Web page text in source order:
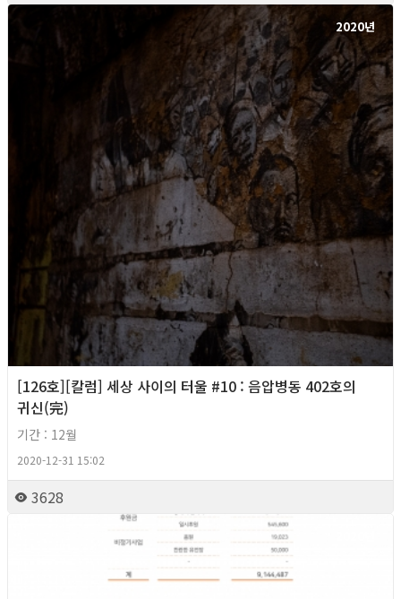
2020년
[126호][칼럼] 세상 사이의 터울 #10 : 음압병동 402호의
귀신(完)
기간 : 12월
2020-12-31 15:02
3628